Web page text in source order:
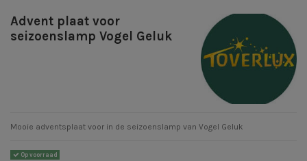
Advent plaat voor
seizoenslamp Vogel Geluk
Mooie adventsplaat voor in de seizoenslamp van Vogel Geluk
Op voorraad